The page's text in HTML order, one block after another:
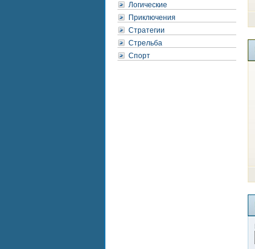
Логические
Приключения
Стратегии
Стрельба
Спорт